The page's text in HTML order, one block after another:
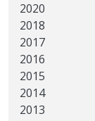
2020
2018
2017
2016
2015
2014
2013